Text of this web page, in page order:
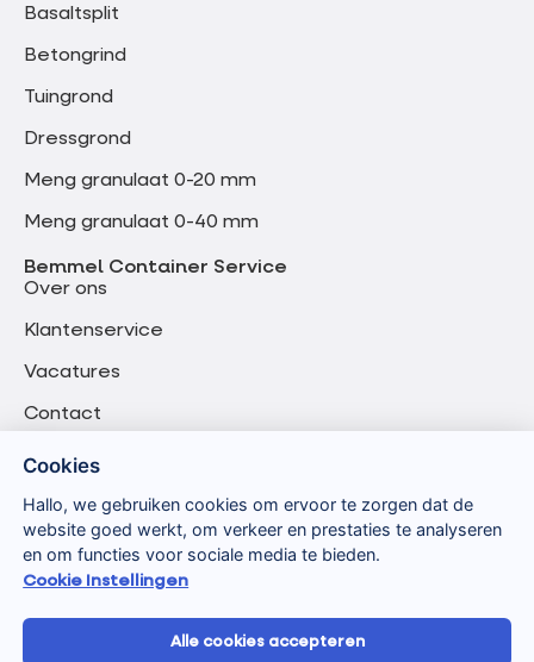
Basaltsplit
Betongrind
Tuingrond
Dressgrond
Meng granulaat 0-20 mm
Meng granulaat 0-40 mm
Bemmel Container Service
Over ons
Klantenservice
Vacatures
Contact
Cookies
Hallo, we gebruiken cookies om ervoor te zorgen dat de
website goed werkt, om verkeer en prestaties te analyseren
en om functies voor sociale media te bieden.
Cookie Instellingen
Alle cookies accepteren